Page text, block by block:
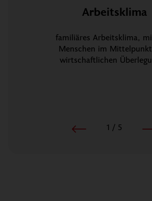
Arbeitsklima
familiäres Arbeitsklima,
Menschen im
wirtschaftlichen
1 / 5